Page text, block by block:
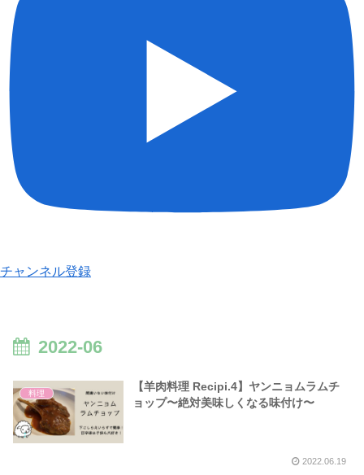
チャンネル登録
2022-06
料理
【羊肉料理 Recipi.4】ヤンニョムラムチ
ョップ〜絶対美味しくなる味付け〜
2022.06.19